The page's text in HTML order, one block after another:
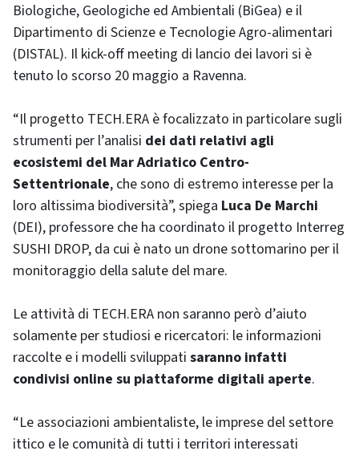
Biologiche, Geologiche ed Ambientali (BiGea) e il
Dipartimento di Scienze e Tecnologie Agro-alimentari
(DISTAL). Il kick-off meeting di lancio dei lavori si è
tenuto lo scorso 20 maggio a Ravenna.
“Il progetto TECH.ERA è focalizzato in particolare sugli
strumenti per l’analisi dei dati relativi agli
ecosistemi del Mar Adriatico Centro-
Settentrionale, che sono di estremo interesse per la
loro altissima biodiversità”, spiega Luca De Marchi
(DEI), professore che ha coordinato il progetto Interreg
SUSHI DROP, da cui è nato un drone sottomarino per il
monitoraggio della salute del mare.
Le attività di TECH.ERA non saranno però d’aiuto
solamente per studiosi e ricercatori: le informazioni
raccolte e i modelli sviluppati saranno infatti
condivisi online su piattaforme digitali aperte.
“Le associazioni ambientaliste, le imprese del settore
ittico e le comunità di tutti i territori interessati